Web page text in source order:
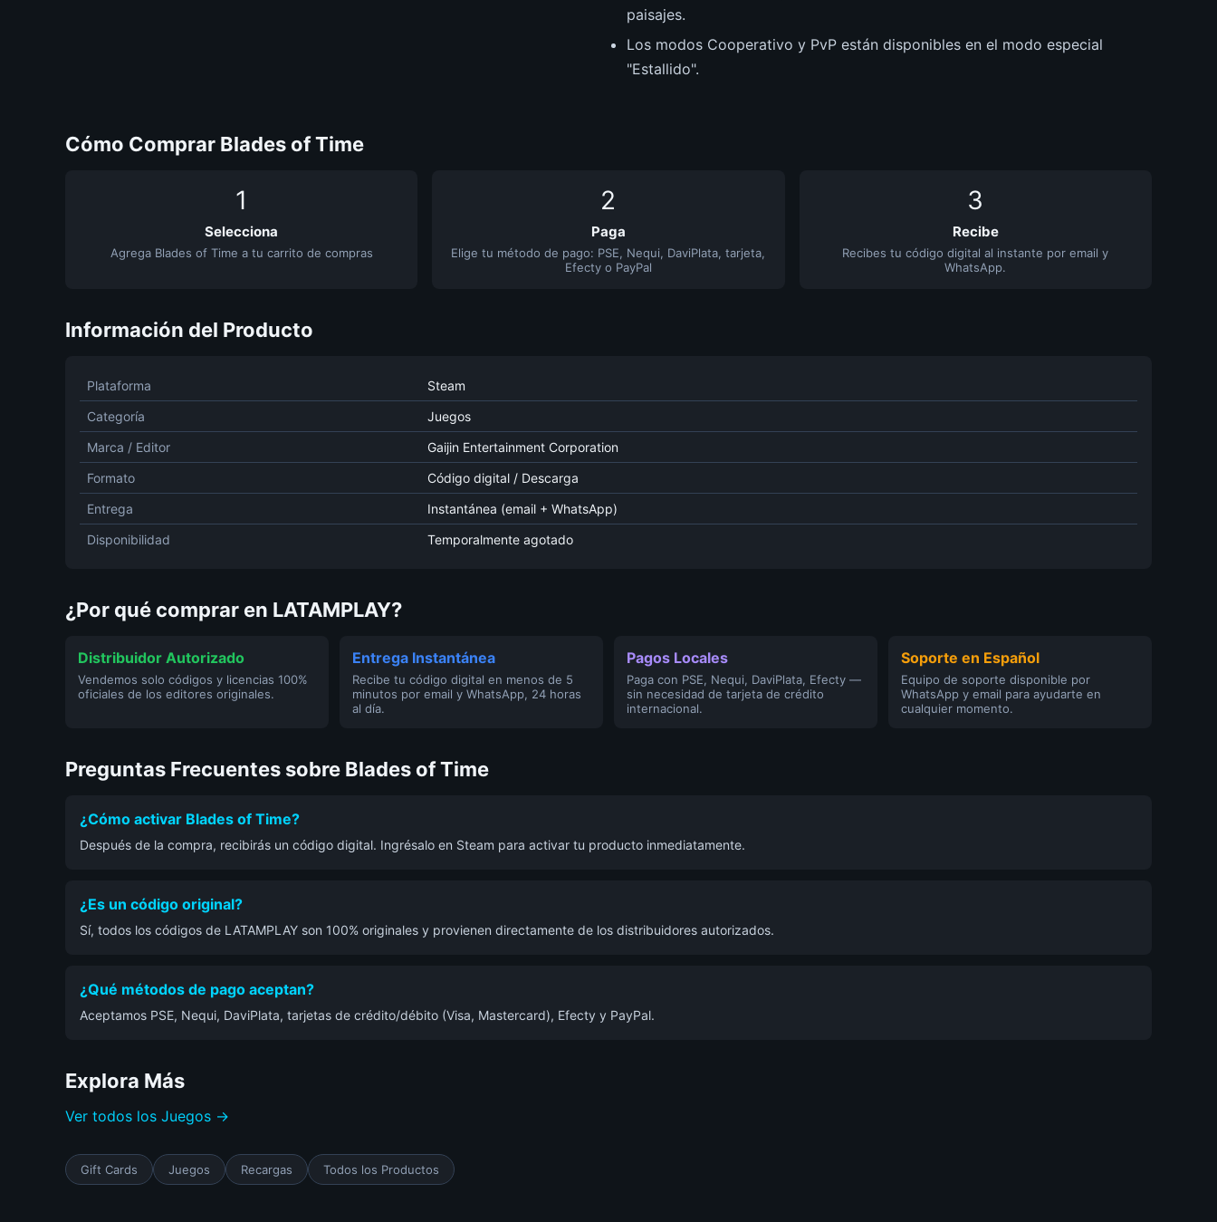
paisajes.
Los modos Cooperativo y PvP están disponibles en el modo especial
"Estallido".
Cómo Comprar Blades of Time
1
Selecciona
Agrega Blades of Time a tu carrito de compras
2
Paga
Elige tu método de pago: PSE, Nequi, DaviPlata, tarjeta,
Efecty o PayPal
3
Recibe
Recibes tu código digital al instante por email y
WhatsApp.
Información del Producto
Plataforma
Steam
Categoría
Juegos
Marca / Editor
Gaijin Entertainment Corporation
Formato
Código digital / Descarga
Entrega
Instantánea (email + WhatsApp)
Disponibilidad
Temporalmente agotado
¿Por qué comprar en LATAMPLAY?
Distribuidor Autorizado
Vendemos solo códigos y licencias 100%
oficiales de los editores originales.
Entrega Instantánea
Recibe tu código digital en menos de 5
minutos por email y WhatsApp, 24 horas
al día.
Pagos Locales
Paga con PSE, Nequi, DaviPlata, Efecty —
sin necesidad de tarjeta de crédito
internacional.
Soporte en Español
Equipo de soporte disponible por
WhatsApp y email para ayudarte en
cualquier momento.
Preguntas Frecuentes sobre Blades of Time
¿Cómo activar Blades of Time?
Después de la compra, recibirás un código digital. Ingrésalo en Steam para activar tu producto inmediatamente.
¿Es un código original?
Sí, todos los códigos de LATAMPLAY son 100% originales y provienen directamente de los distribuidores autorizados.
¿Qué métodos de pago aceptan?
Aceptamos PSE, Nequi, DaviPlata, tarjetas de crédito/débito (Visa, Mastercard), Efecty y PayPal.
Explora Más
Ver todos los Juegos →
Gift Cards Juegos Recargas Todos los Productos